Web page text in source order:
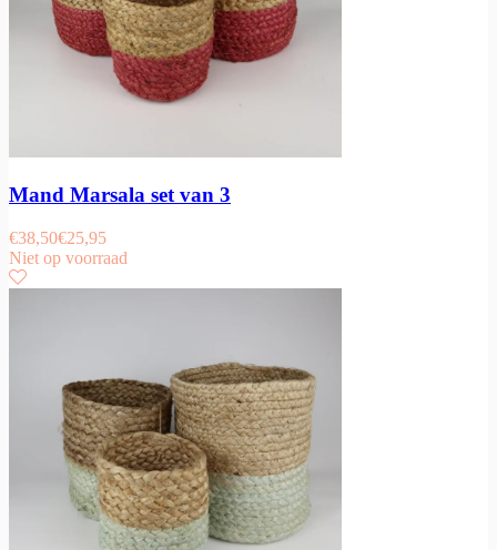
Mand Marsala set van 3
€38,50€25,95
Niet op voorraad